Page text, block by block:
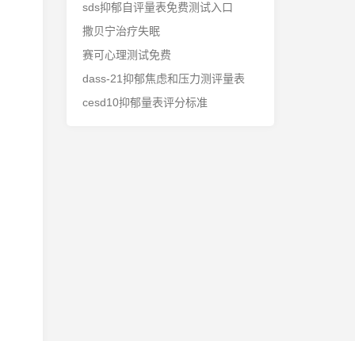
sds抑郁自评量表免费测试入口
撒贝宁治疗失眠
赛可心理测试免费
dass-21抑郁焦虑和压力测评量表
cesd10抑郁量表评分标准